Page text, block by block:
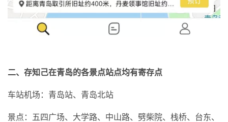
二、存知己在青岛的各景点站点均有寄存点
车站机场：青岛站、青岛北站
景点：五四广场、大学路、中山路、劈柴院、栈桥、台东、